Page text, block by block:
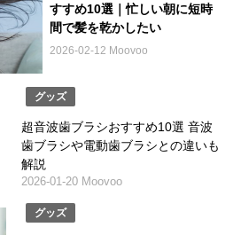
すすめ10選｜忙しい朝に短時
間で髪を乾かしたい
2026-02-12 Moovoo
グッズ
超音波歯ブラシおすすめ10選 音波
歯ブラシや電動歯ブラシとの違いも
解説
2026-01-20 Moovoo
グッズ